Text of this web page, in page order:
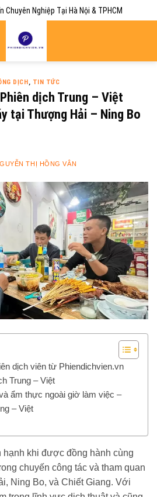
Chuyên Nghiệp Tại Hà Nội & TPHCM
DỊCH, TIN TỨC
dịch Trung – Việt
tại Thượng Hải – Ning Bo
THỊ HỒNG VÂN
dịch viên từ Phiendichvien.vn
Trung – Việt
ẩm thực ngoài giờ làm việc –
– Việt
hạnh khi được đồng hành cùng
chuyến công tác và tham quan
Ning Bo, và Chiết Giang. Với